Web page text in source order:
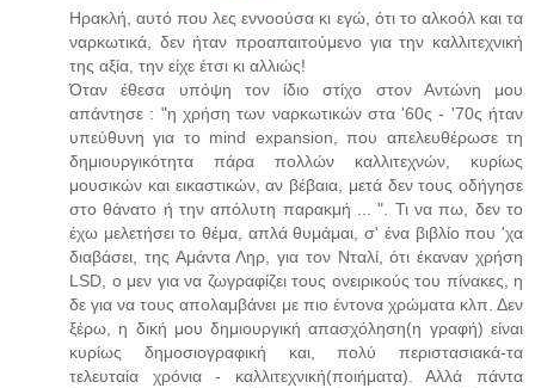
Ηρακλή, αυτό που λες εννοούσα κι εγώ, ότι το αλκοόλ και τα
ναρκωτικά, δεν ήταν προαπαιτούμενο για την καλλιτεχνική
της αξία, την είχε έτσι κι αλλιώς!
Όταν έθεσα υπόψη τον ίδιο στίχο στον Αντώνη μου
απάντησε : "η χρήση των ναρκωτικών στα '60ς - '70ς ήταν
υπεύθυνη για το mind expansion, που απελευθέρωσε τη
δημιουργικότητα πάρα πολλών καλλιτεχνών, κυρίως
μουσικών και εικαστικών, αν βέβαια, μετά δεν τους οδήγησε
στο θάνατο ή την απόλυτη παρακμή ... ". Τι να πω, δεν το
έχω μελετήσει το θέμα, απλά θυμάμαι, σ' ένα βιβλίο που 'χα
διαβάσει, της Αμάντα Ληρ, για τον Νταλί, ότι έκαναν χρήση
LSD, ο μεν για να ζωγραφίζει τους ονειρικούς του πίνακες, η
δε για να τους απολαμβάνει με πιο έντονα χρώματα κλπ. Δεν
ξέρω, η δική μου δημιουργική απασχόληση(η γραφή) είναι
κυρίως δημοσιογραφική και, πολύ περιστασιακά-τα
τελευταία χρόνια - καλλιτεχνική(ποιήματα). Αλλά πάντα